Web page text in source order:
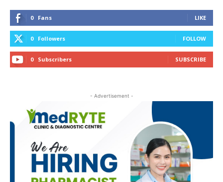
0 Fans LIKE
0 Followers FOLLOW
0 Subscribers SUBSCRIBE
- Advertisement -